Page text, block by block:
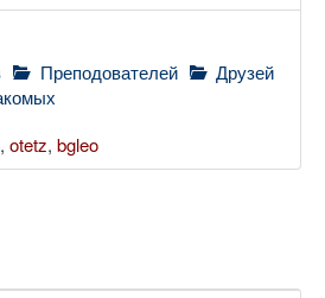
Преподователей
Друзей
, otetz, bgleo